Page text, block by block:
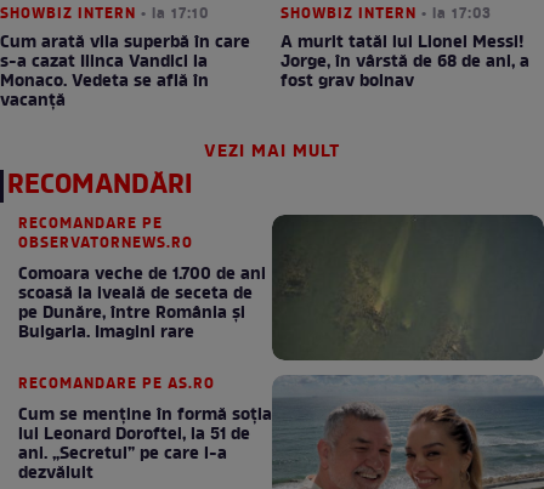
SHOWBIZ INTERN • la 17:10
Cum arată vila superbă în care
s-a cazat Ilinca Vandici la
Monaco. Vedeta se află în
vacanță
SHOWBIZ INTERN • la 17:03
A murit tatăl lui Lionel Messi!
Jorge, în vârstă de 68 de ani, a
fost grav bolnav
VEZI MAI MULT
RECOMANDĂRI
RECOMANDARE PE
OBSERVATORNEWS.RO
Comoara veche de 1.700 de ani
scoasă la iveală de seceta de
pe Dunăre, între România şi
Bulgaria. Imagini rare
RECOMANDARE PE AS.RO
Cum se menţine în formă soţia
lui Leonard Doroftei, la 51 de
ani. „Secretul” pe care l-a
dezvăluit